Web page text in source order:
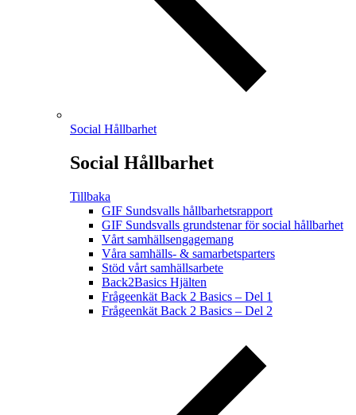
Social Hållbarhet
Social Hållbarhet
Tillbaka
GIF Sundsvalls hållbarhetsrapport
GIF Sundsvalls grundstenar för social hållbarhet
Vårt samhällsengagemang
Våra samhälls- & samarbetsparters
Stöd vårt samhällsarbete
Back2Basics Hjälten
Frågeenkät Back 2 Basics – Del 1
Frågeenkät Back 2 Basics – Del 2